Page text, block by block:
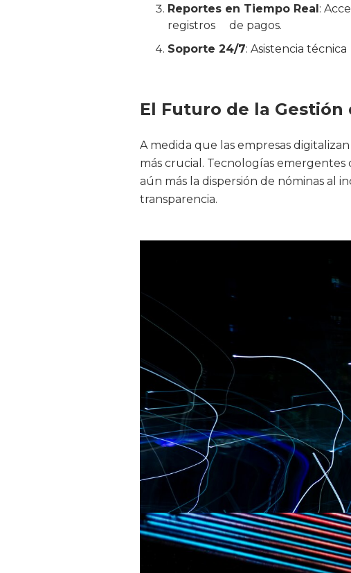
Reportes en Tiempo Real:
registros de pagos.
Soporte 24/7: Asistencia
El Futuro de la Gestión
A medida que las empresas
más crucial. Tecnologías emergentes
aún más la dispersión de nóminas al
transparencia.